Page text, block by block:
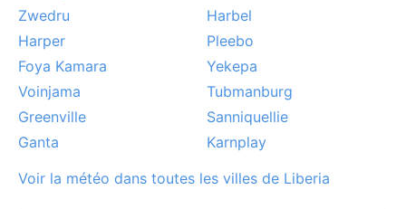
Zwedru
Harbel
Harper
Pleebo
Foya Kamara
Yekepa
Voinjama
Tubmanburg
Greenville
Sanniquellie
Ganta
Karnplay
Voir la météo dans toutes les villes de Liberia